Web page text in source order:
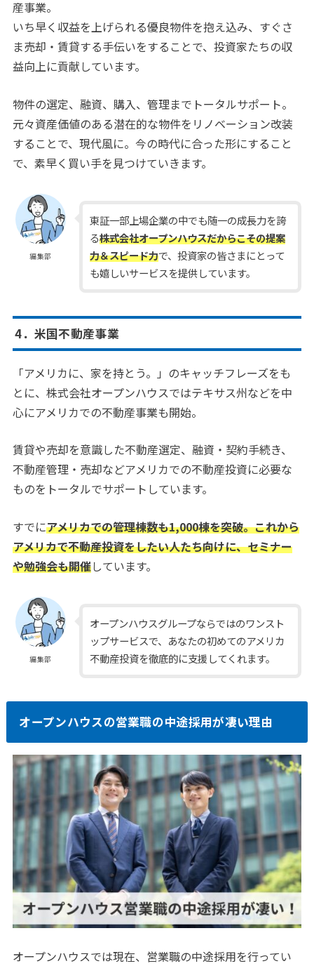
産事業。
いち早く収益を上げられる優良物件を抱え込み、すぐさ
ま売却・賃貸する手伝いをすることで、投資家たちの収
益向上に貢献しています。
物件の選定、融資、購入、管理までトータルサポート。
元々資産価値のある潜在的な物件をリノベーション改装
することで、現代風に。今の時代に合った形にすること
で、素早く買い手を見つけていきます。
編集部
東証一部上場企業の中でも随一の成長力を誇
る株式会社オープンハウスだからこその提案
力＆スピード力で、投資家の皆さまにとって
も嬉しいサービスを提供しています。
4．米国不動産事業
「アメリカに、家を持とう。」のキャッチフレーズをも
とに、株式会社オープンハウスではテキサス州などを中
心にアメリカでの不動産事業も開始。
賃貸や売却を意識した不動産選定、融資・契約手続き、
不動産管理・売却などアメリカでの不動産投資に必要な
ものをトータルでサポートしています。
すでにアメリカでの管理棟数も1,000棟を突破。これから
アメリカで不動産投資をしたい人たち向けに、セミナー
や勉強会も開催しています。
編集部
オープンハウスグループならではのワンスト
ップサービスで、あなたの初めてのアメリカ
不動産投資を徹底的に支援してくれます。
オープンハウスの営業職の中途採用が凄い理由
オープンハウスでは現在、営業職の中途採用を行ってい